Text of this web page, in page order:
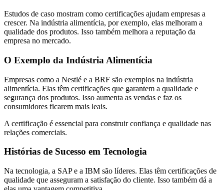
Estudos de caso mostram como certificações ajudam empresas a
crescer. Na indústria alimentícia, por exemplo, elas melhoram a
qualidade dos produtos. Isso também melhora a reputação da
empresa no mercado.
O Exemplo da Indústria Alimentícia
Empresas como a Nestlé e a BRF são exemplos na indústria
alimentícia. Elas têm certificações que garantem a qualidade e
segurança dos produtos. Isso aumenta as vendas e faz os
consumidores ficarem mais leais.
A certificação é essencial para construir confiança e qualidade nas
relações comerciais.
Histórias de Sucesso em Tecnologia
Na tecnologia, a SAP e a IBM são líderes. Elas têm certificações de
qualidade que asseguram a satisfação do cliente. Isso também dá a